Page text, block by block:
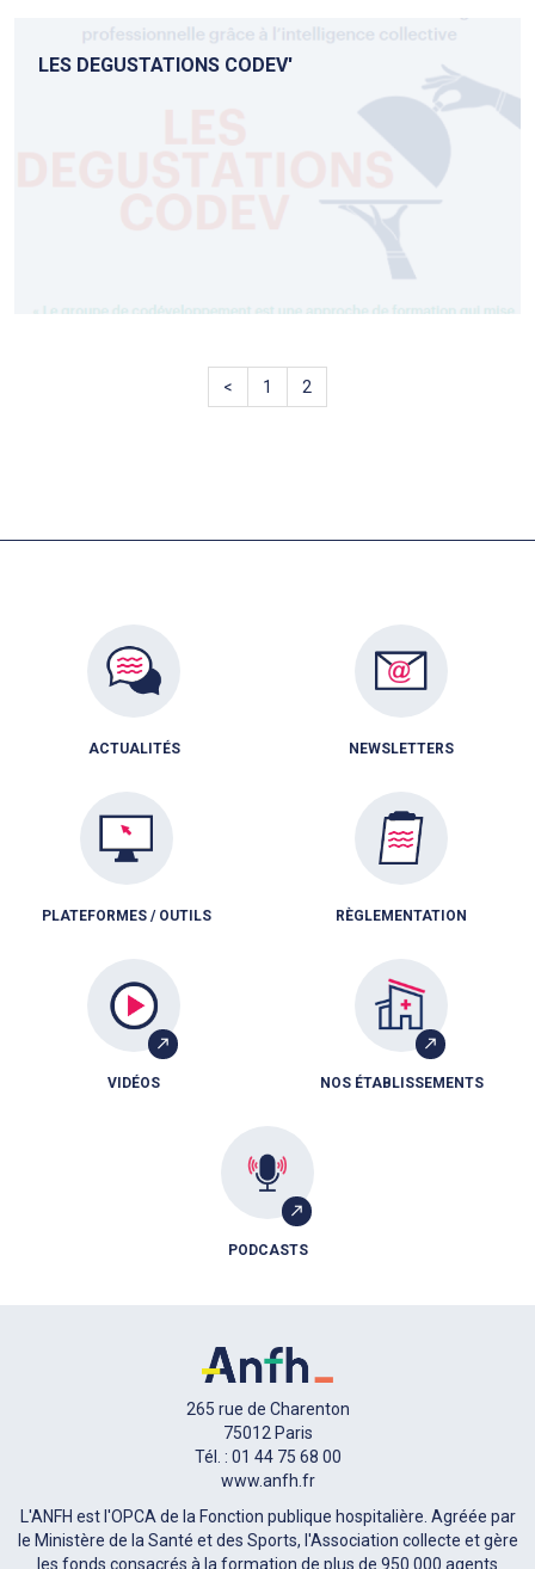
LES DEGUSTATIONS CODEV'
< 1 2
ACTUALITÉS NEWSLETTERS
PLATEFORMES / OUTILS RÈGLEMENTATION
VIDÉOS NOS ÉTABLISSEMENTS
PODCASTS
265 rue de Charenton
75012 Paris
Tél. : 01 44 75 68 00
www.anfh.fr
L'ANFH est l'OPCA de la Fonction publique hospitalière. Agréée par
le Ministère de la Santé et des Sports, l'Association collecte et gère
les fonds consacrés à la formation de plus de 950 000 agents